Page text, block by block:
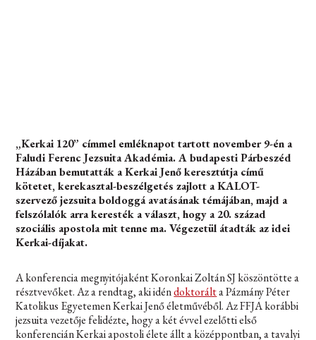
„Kerkai 120” címmel emléknapot tartott november 9-én a
Faludi Ferenc Jezsuita Akadémia. A budapesti Párbeszéd
Házában bemutatták a Kerkai Jenő keresztútja című
kötetet, kerekasztal-beszélgetés zajlott a KALOT-
szervező jezsuita boldoggá avatásának témájában, majd a
felszólalók arra keresték a választ, hogy a 20. század
szociális apostola mit tenne ma. Végezetül átadták az idei
Kerkai-díjakat.
A konferencia megnyitójaként Koronkai Zoltán SJ köszöntötte a
résztvevőket. Az a rendtag, aki idéndoktorálta Pázmány Péter
Katolikus Egyetemen Kerkai Jenő életművéből. Az FFJA korábbi
jezsuita vezetője felidézte, hogy a két évvel ezelőtti első
konferencián Kerkai apostoli élete állt a középpontban, a tavalyi